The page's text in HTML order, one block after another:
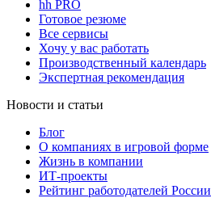
hh PRO
Готовое резюме
Все сервисы
Хочу у вас работать
Производственный календарь
Экспертная рекомендация
Новости и статьи
Блог
О компаниях в игровой форме
Жизнь в компании
ИТ-проекты
Рейтинг работодателей России